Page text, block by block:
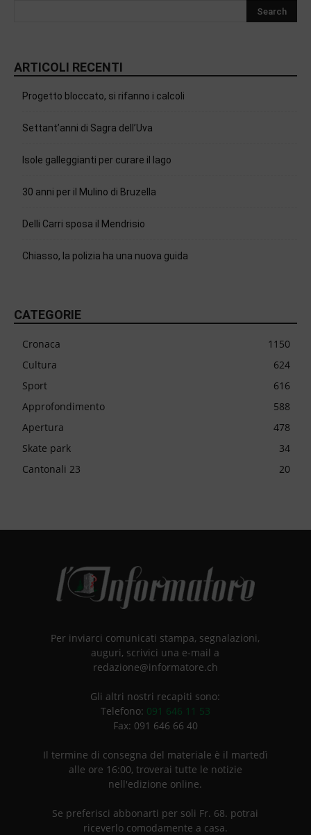
ARTICOLI RECENTI
Progetto bloccato, si rifanno i calcoli
Settant’anni di Sagra dell’Uva
Isole galleggianti per curare il lago
30 anni per il Mulino di Bruzella
Delli Carri sposa il Mendrisio
Chiasso, la polizia ha una nuova guida
CATEGORIE
Cronaca
1150
Cultura
624
Sport
616
Approfondimento
588
Apertura
478
Skate park
34
Cantonali 23
20
Per inviarci comunicati stampa, segnalazioni,
auguri, scrivici una e-mail a
redazione@informatore.ch
Gli altri nostri recapiti sono:
Telefono: 091 646 11 53
Fax: 091 646 66 40
Il termine di consegna del materiale è il martedì
alle ore 16:00, troverai tutte le notizie
nell'edizione online.
Se preferisci abbonarti per soli Fr. 68. potrai
riceverlo comodamente a casa.